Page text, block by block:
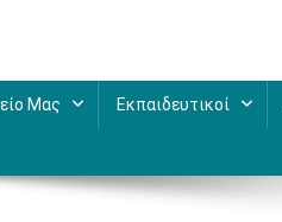
Μας Εκπαιδευτικοί